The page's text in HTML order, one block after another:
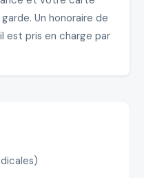
Un honoraire de
est pris en charge par